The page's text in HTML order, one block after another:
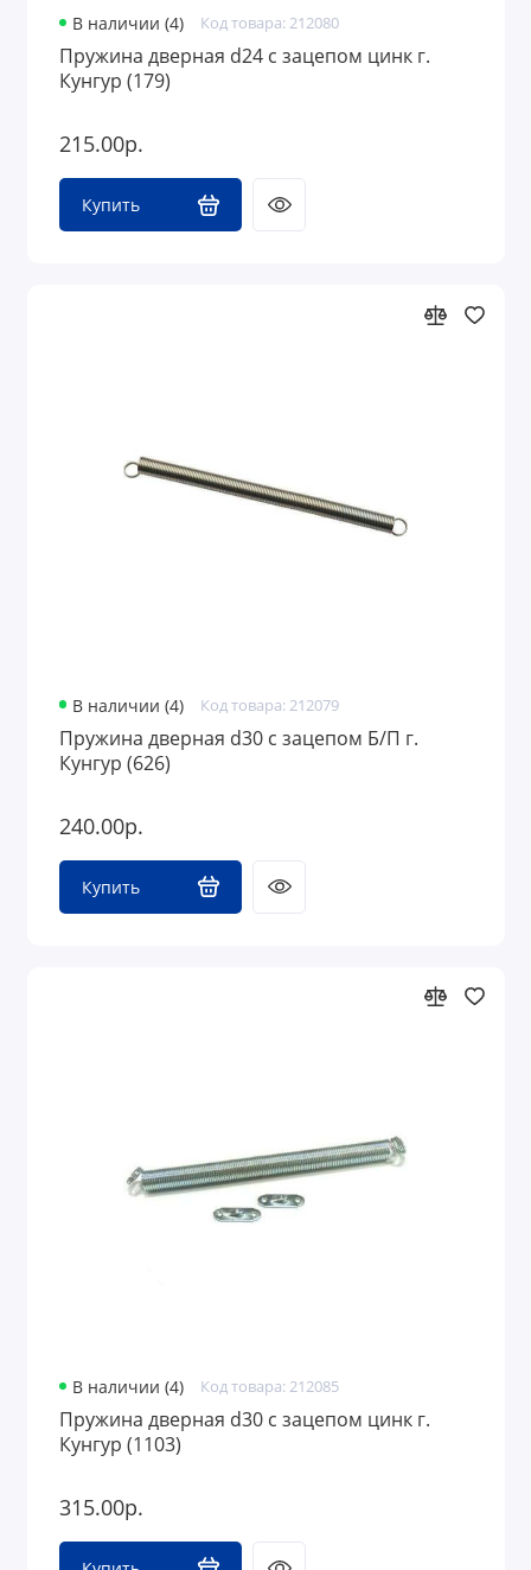
В наличии (4) Код товара: 212080
Пружина дверная d24 с зацепом цинк г.
Кунгур (179)
215.00р.
Купить
В наличии (4) Код товара: 212079
Пружина дверная d30 с зацепом Б/П г.
Кунгур (626)
240.00р.
Купить
В наличии (4) Код товара: 212085
Пружина дверная d30 с зацепом цинк г.
Кунгур (1103)
315.00р.